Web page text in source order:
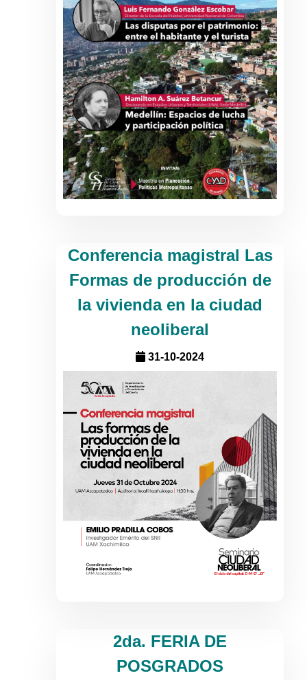
Conferencia magistral Las
Formas de producción de
la vivienda en la ciudad
neoliberal
31-10-2024
2da. FERIA DE
POSGRADOS